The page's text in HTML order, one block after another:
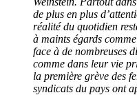
de plus en plus
réalité du quotidien
à maints égards
face à de nombreuses
comme dans leur vie
la première grève des
syndicats du pays ont